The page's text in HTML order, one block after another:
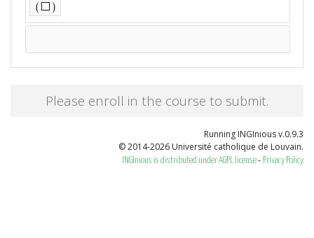
( ⬜ )
Please enroll in the course to submit.
Running INGInious v.0.9.3
© 2014-2026 Université catholique de Louvain.
INGInious is distributed under AGPL license- Privacy Policy